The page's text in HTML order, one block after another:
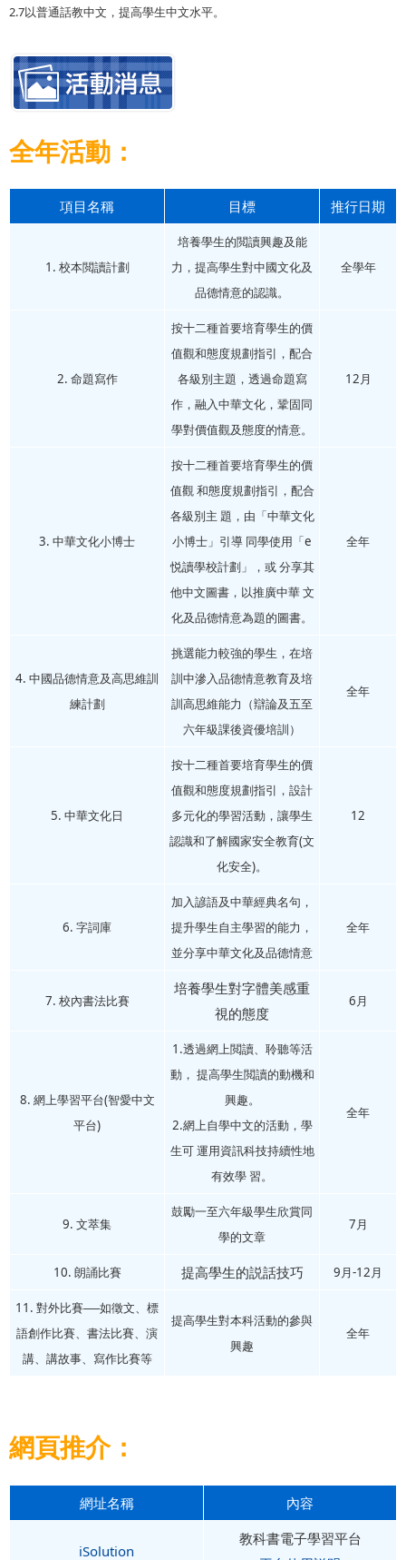
2.7以普通話教中文，提高學生中文水平。
全年活動：
項目名稱 目標 推行日期
1. 校本閲讀計劃
培養學生的閲讀興趣及能
力，提高學生對中國文化及
品德情意的認識。
全學年
2. 命題寫作
按十二種首要培育學生的價
值觀和態度規劃指引，配合
各級別主題，透過命題寫
作，融入中華文化，鞏固同
學對價值觀及態度的情意。
12月
3. 中華文化小博士
按十二種首要培育學生的價
值觀 和態度規劃指引，配合
各級別主 題，由「中華文化
小博士」引導 同學使用「e
悦讀學校計劃」，或 分享其
他中文圖書，以推廣中華 文
化及品德情意為題的圖書。
全年
4. 中國品德情意及高思維訓
練計劃
挑選能力較強的學生，在培
訓中滲入品德情意教育及培
訓高思維能力（辯論及五至
六年級課後資優培訓）
全年
5. 中華文化日
按十二種首要培育學生的價
值觀和態度規劃指引，設計
多元化的學習活動，讓學生
認識和了解國家安全教育(文
化安全)。
12
6. 字詞庫
加入諺語及中華經典名句，
提升學生自主學習的能力，
並分享中華文化及品德情意
全年
7. 校內書法比賽
培養學生對字體美感重
視的態度
6月
8. 網上學習平台(智愛中文
平台)
1.透過網上閲讀、聆聽等活
動， 提高學生閲讀的動機和
興趣。
2.網上自學中文的活動，學
生可 運用資訊科技持續性地
有效學 習。
全年
9. 文萃集
鼓勵一至六年級學生欣賞同
學的文章
7月
10. 朗誦比賽 提高學生的説話技巧 9月-12月
11. 對外比賽──如徵文、標
語創作比賽、書法比賽、演
講、講故事、寫作比賽等
提高學生對本科活動的參與
興趣
全年
網頁推介：
網址名稱 內容
iSolution
教科書電子學習平台